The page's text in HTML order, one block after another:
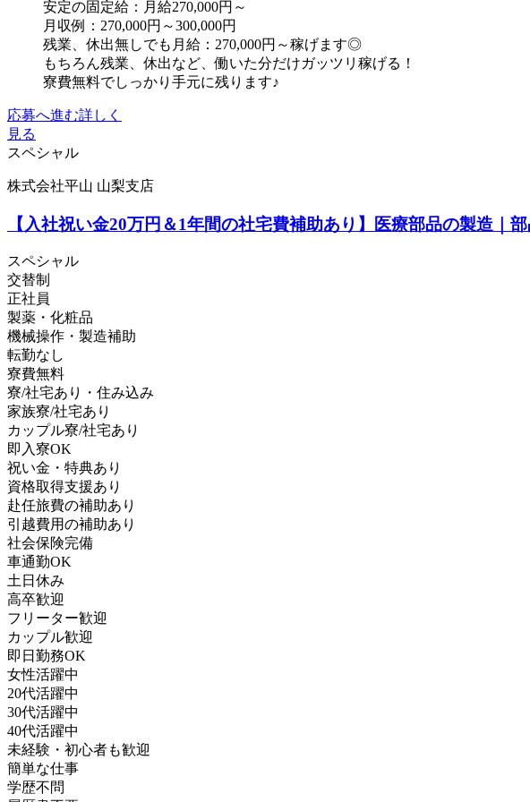
安定の固定給：月給270,000円～
月収例：270,000円～300,000円
残業、休出無しでも月給：270,000円～稼げます◎
もちろん残業、休出など、働いた分だけガッツリ稼げる！
寮費無料でしっかり手元に残ります♪
応募へ進む詳しく
見る
スペシャル
株式会社平山 山梨支店
【入社祝い金20万円＆1年間の社宅費補助あり】医療部品の製造
スペシャル
交替制
正社員
製薬・化粧品
機械操作・製造補助
転勤なし
寮費無料
寮/社宅あり・住み込み
家族寮/社宅あり
カップル寮/社宅あり
即入寮OK
祝い金・特典あり
資格取得支援あり
赴任旅費の補助あり
引越費用の補助あり
社会保険完備
車通勤OK
土日休み
高卒歓迎
フリーター歓迎
カップル歓迎
即日勤務OK
女性活躍中
20代活躍中
30代活躍中
40代活躍中
未経験・初心者も歓迎
簡単な仕事
学歴不問